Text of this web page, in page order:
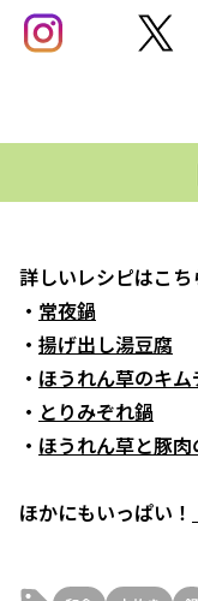
詳しいレシピはこち
・ 常夜鍋
・ 揚げ出し湯豆腐
・ ほうれん草のキ
・ とりみぞれ鍋
・ ほうれん草と豚
ほかにもいっぱい！